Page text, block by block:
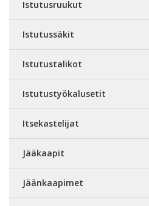
Istutusruukut
Istutussäkit
Istutustalikot
Istutustyökalusetit
Itsekastelijat
Jääkaapit
Jäänkaapimet